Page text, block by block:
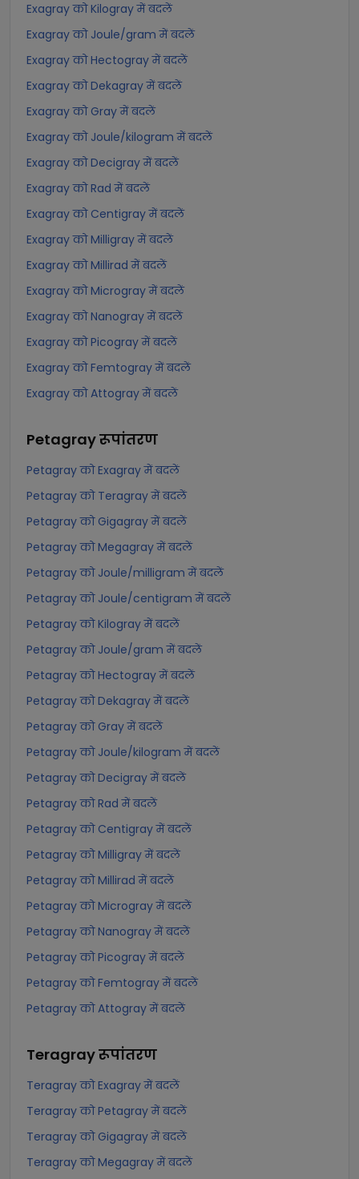
Exagray को Kilogray में बदलें
Exagray को Joule/gram में बदलें
Exagray को Hectogray में बदलें
Exagray को Dekagray में बदलें
Exagray को Gray में बदलें
Exagray को Joule/kilogram में बदलें
Exagray को Decigray में बदलें
Exagray को Rad में बदलें
Exagray को Centigray में बदलें
Exagray को Milligray में बदलें
Exagray को Millirad में बदलें
Exagray को Microgray में बदलें
Exagray को Nanogray में बदलें
Exagray को Picogray में बदलें
Exagray को Femtogray में बदलें
Exagray को Attogray में बदलें
Petagrayरूपांतरण
Petagray को Exagray में बदलें
Petagray को Teragray में बदलें
Petagray को Gigagray में बदलें
Petagray को Megagray में बदलें
Petagray को Joule/milligram में बदलें
Petagray को Joule/centigram में बदलें
Petagray को Kilogray में बदलें
Petagray को Joule/gram में बदलें
Petagray को Hectogray में बदलें
Petagray को Dekagray में बदलें
Petagray को Gray में बदलें
Petagray को Joule/kilogram में बदलें
Petagray को Decigray में बदलें
Petagray को Rad में बदलें
Petagray को Centigray में बदलें
Petagray को Milligray में बदलें
Petagray को Millirad में बदलें
Petagray को Microgray में बदलें
Petagray को Nanogray में बदलें
Petagray को Picogray में बदलें
Petagray को Femtogray में बदलें
Petagray को Attogray में बदलें
Teragrayरूपांतरण
Teragray को Exagray में बदलें
Teragray को Petagray में बदलें
Teragray को Gigagray में बदलें
Teragray को Megagray में बदलें